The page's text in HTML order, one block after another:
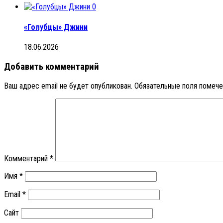
0
«Голубцы» Джини
18.06.2026
Добавить комментарий
Ваш адрес email не будет опубликован. Обязательные поля
Комментарий *
Имя *
Email *
Сайт